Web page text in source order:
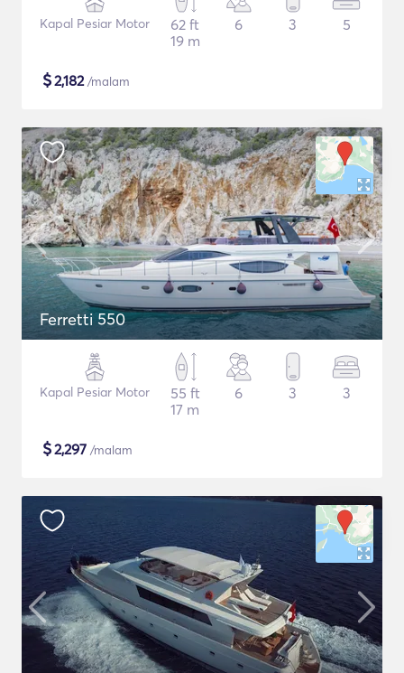
Kapal Pesiar Motor
62 ft
19 m
6 3 5
$2,182/malam
Ferretti 550
Kapal Pesiar Motor
55 ft
17 m
6 3 3
$2,297 /malam